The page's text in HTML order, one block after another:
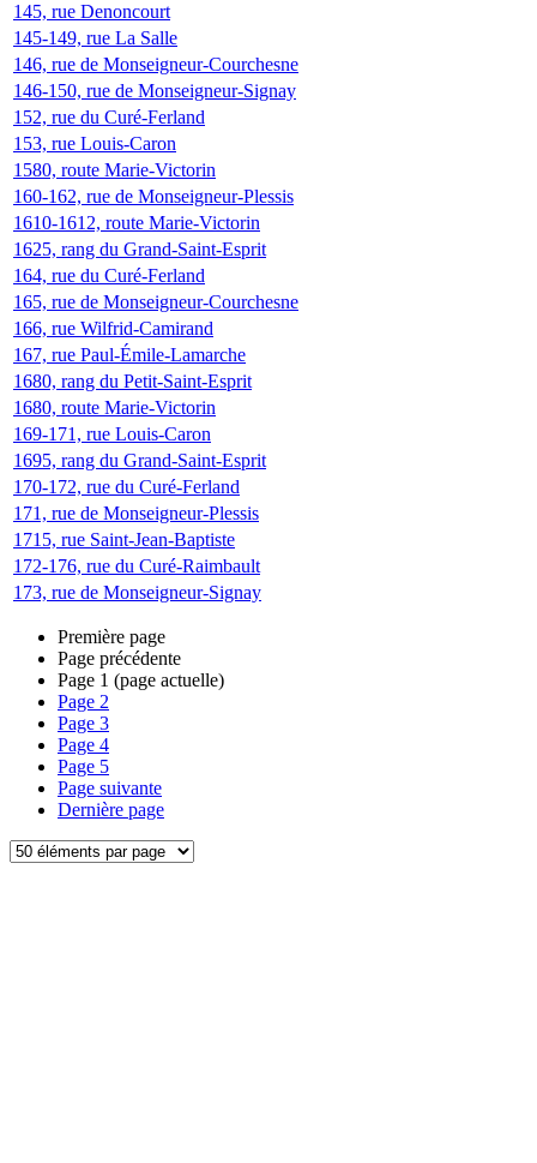
145, rue Denoncourt
145-149, rue La Salle
146, rue de Monseigneur-Courchesne
146-150, rue de Monseigneur-Signay
152, rue du Curé-Ferland
153, rue Louis-Caron
1580, route Marie-Victorin
160-162, rue de Monseigneur-Plessis
1610-1612, route Marie-Victorin
1625, rang du Grand-Saint-Esprit
164, rue du Curé-Ferland
165, rue de Monseigneur-Courchesne
166, rue Wilfrid-Camirand
167, rue Paul-Émile-Lamarche
1680, rang du Petit-Saint-Esprit
1680, route Marie-Victorin
169-171, rue Louis-Caron
1695, rang du Grand-Saint-Esprit
170-172, rue du Curé-Ferland
171, rue de Monseigneur-Plessis
1715, rue Saint-Jean-Baptiste
172-176, rue du Curé-Raimbault
173, rue de Monseigneur-Signay
Première page
Page précédente
Page 1 (page actuelle)
Page 2
Page 3
Page 4
Page 5
Page suivante
Dernière page